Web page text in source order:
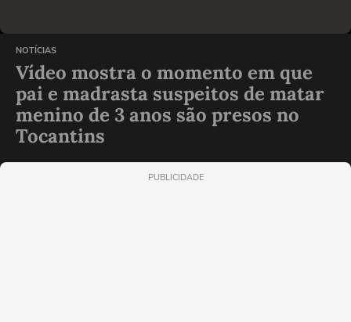
NOTÍCIAS
Vídeo mostra o momento em que
pai e madrasta suspeitos de matar
menino de 3 anos são presos no
Tocantins
PUBLICIDADE